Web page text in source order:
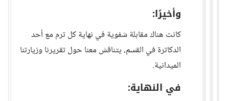
وأخيرًا:
كانت هناك مقابلة شفوية في نهاية كل ترم مع أحد
الدكاترة في القسم، يتناقش معنا حول تقريرنا وزيارتنا
الميدانية.
في النهاية: